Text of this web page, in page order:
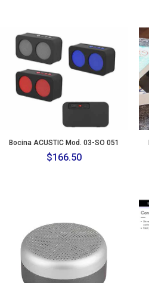
Bocina ACUSTIC Mod. 03-SO 051
$166.50